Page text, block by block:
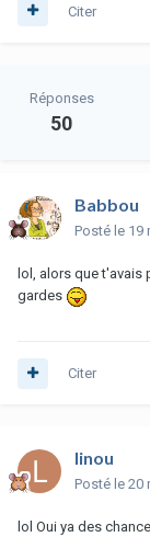
Citer
Réponses
50
Babbou
Posté le 19
lol, alors que t'avais
gardes
Citer
linou
Posté le 20
lol Oui ya des